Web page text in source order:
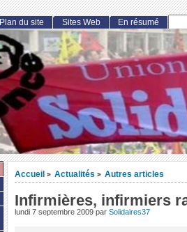
Accueil > Actualités > Autres articles
Infirmières, infirmiers
lundi 7 septembre 2009 par Solidaires37
Plan du site Sites Web En résumé